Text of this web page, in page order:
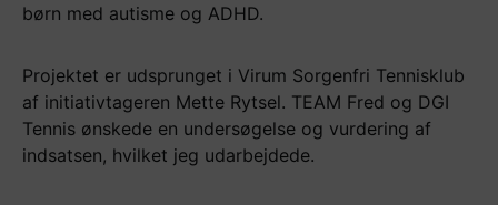
børn med autisme og ADHD.
Projektet er udsprunget i Virum Sorgenfri Tennisklub
af initiativtageren Mette Rytsel. TEAM Fred og DGI
Tennis ønskede en undersøgelse og vurdering af
indsatsen, hvilket jeg udarbejdede.